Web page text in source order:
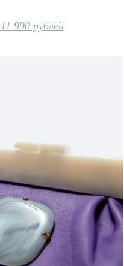
990 рублей